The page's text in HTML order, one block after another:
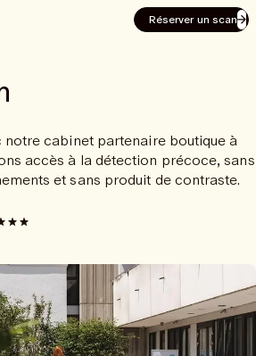
Réserver un scan
cabinet partenaire boutique à
accès à la détection précoce, sans
et sans produit de contraste.